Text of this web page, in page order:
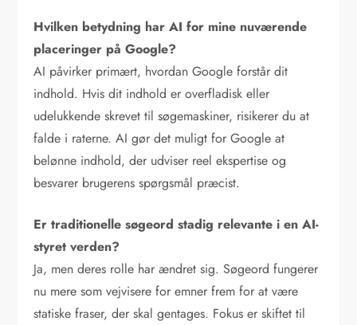
Hvilken betydning har AI for mine nuværende
placeringer på Google?
AI påvirker primært, hvordan Google forstår dit
indhold. Hvis dit indhold er overfladisk eller
udelukkende skrevet til søgemaskiner, risikerer du at
falde i raterne. AI gør det muligt for Google at
belønne indhold, der udviser reel ekspertise og
besvarer brugerens spørgsmål præcist.
Er traditionelle søgeord stadig relevante i en AI-
styret verden?
Ja, men deres rolle har ændret sig. Søgeord fungerer
nu mere som vejvisere for emner frem for at være
statiske fraser, der skal gentages. Fokus er skiftet til